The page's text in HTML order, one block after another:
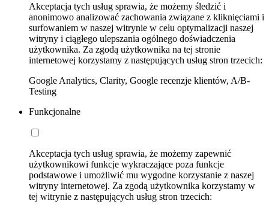
Akceptacja tych usług sprawia, że możemy śledzić i
anonimowo analizować zachowania związane z kliknięciami i
surfowaniem w naszej witrynie w celu optymalizacji naszej
witryny i ciągłego ulepszania ogólnego doświadczenia
użytkownika. Za zgodą użytkownika na tej stronie
internetowej korzystamy z następujących usług stron trzecich:
Google Analytics, Clarity, Google recenzje klientów, A/B-
Testing
Funkcjonalne
Akceptacja tych usług sprawia, że możemy zapewnić
użytkownikowi funkcje wykraczające poza funkcje
podstawowe i umożliwić mu wygodne korzystanie z naszej
witryny internetowej. Za zgodą użytkownika korzystamy w
tej witrynie z następujących usług stron trzecich: